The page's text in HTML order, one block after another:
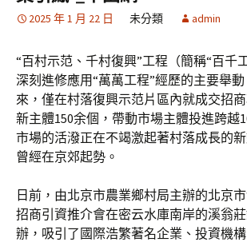
2025 年 1 月 22 日 未分類 admin
“百村示范、千村復興”工程（簡稱“百千
深刻進修應用“萬萬工程”經歷的主要舉
來，僅在村落復興示范片區內就成交招
新主體150余個，帶動市場主體投進跨越
市場的活潑正在不竭激起著村落成長的
曾經在京郊起勢。
日前，由北京市農業鄉村局主辦的北京
招商引資推介會在密云水庫南岸的溪翁
辦，吸引了國際浩繁著名企業、投資機